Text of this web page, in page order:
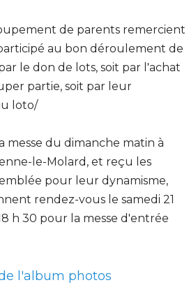
de parents remercient
au bon déroulement de
le don de lots, soit par l'achat
partie, soit par leur
loto/
messe du dimanche matin à
le-Molard, et reçu les
pour leur dynamisme,
rendez-vous le samedi 21
h 30 pour la messe d'entrée
l'album photos